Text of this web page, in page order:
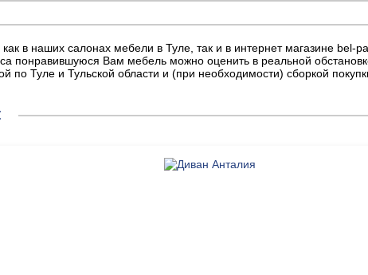
в наших салонах мебели в Туле, так и в интернет магазине
понравившуюся Вам мебель можно оценить в реальной
Туле и Тульской области и (при необходимости) сборкой